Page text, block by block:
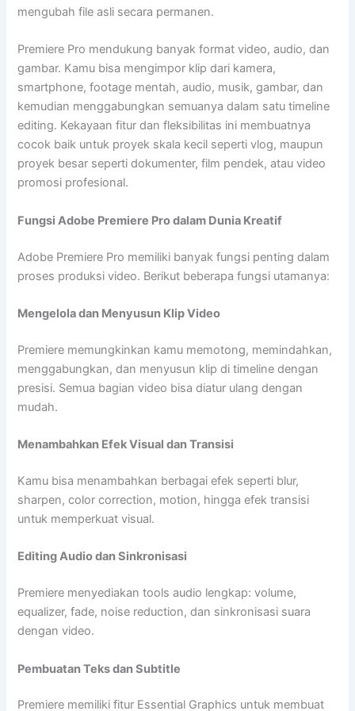
mengubah file asli secara permanen.
Premiere Pro mendukung banyak format video, audio, dan
gambar. Kamu bisa mengimpor klip dari kamera,
smartphone, footage mentah, audio, musik, gambar, dan
kemudian menggabungkan semuanya dalam satu timeline
editing. Kekayaan fitur dan fleksibilitas ini membuatnya
cocok baik untuk proyek skala kecil seperti vlog, maupun
proyek besar seperti dokumenter, film pendek, atau video
promosi profesional.
Fungsi Adobe Premiere Pro dalam Dunia Kreatif
Adobe Premiere Pro memiliki banyak fungsi penting dalam
proses produksi video. Berikut beberapa fungsi utamanya:
Mengelola dan Menyusun Klip Video
Premiere memungkinkan kamu memotong, memindahkan,
menggabungkan, dan menyusun klip di timeline dengan
presisi. Semua bagian video bisa diatur ulang dengan
mudah.
Menambahkan Efek Visual dan Transisi
Kamu bisa menambahkan berbagai efek seperti blur,
sharpen, color correction, motion, hingga efek transisi
untuk memperkuat visual.
Editing Audio dan Sinkronisasi
Premiere menyediakan tools audio lengkap: volume,
equalizer, fade, noise reduction, dan sinkronisasi suara
dengan video.
Pembuatan Teks dan Subtitle
Premiere memiliki fitur Essential Graphics untuk membuat